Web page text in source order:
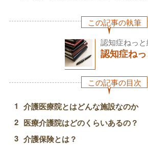
この記事の執筆
認知症ねっ
認知症ねっ
この記事の目次
介護医療院とはどんな施設なのか
医療介護院はどのくらいあるの？
介護保険とは？